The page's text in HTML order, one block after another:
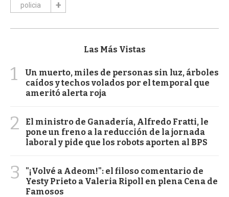
policia
Las Más Vistas
1
Un muerto, miles de personas sin luz, árboles
caídos y techos volados por el temporal que
ameritó alerta roja
2
El ministro de Ganadería, Alfredo Fratti, le
pone un freno a la reducción de la jornada
laboral y pide que los robots aporten al BPS
3
"¡Volvé a Adeom!": el filoso comentario de
Yesty Prieto a Valeria Ripoll en plena Cena de
Famosos